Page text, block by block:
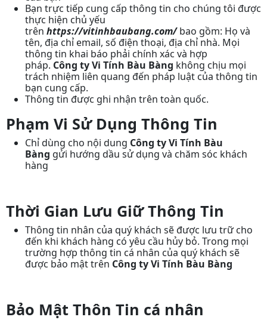
Bạn trực tiếp cung cấp thông tin cho chúng tôi được
thực hiện chủ yếu
trên https://vitinhbaubang.com/bao gồm: Họ và
tên, địa chỉ email, số điện thoại, địa chỉ nhà. Mọi
thông tin khai báo phải chính xác và hợp
pháp. Công ty Vi Tính Bàu Bàng không chịu mọi
trách nhiệm liên quang đến pháp luật của thông tin
bạn cung cấp.
Thông tin được ghi nhận trên toàn quốc.
Phạm Vi Sử Dụng Thông Tin
Chỉ dùng cho nội dung Công ty Vi Tính Bàu
Bàng gửi hướng dầu sử dụng và chăm sóc khách
hàng
Thời Gian Lưu Giữ Thông Tin
Thông tin nhân của quý khách sẽ được lưu trữ cho
đến khi khách hàng có yêu cầu hủy bỏ. Trong mọi
trường hợp thông tin cá nhân của quý khách sẽ
được bảo mật trên Công ty Vi Tính Bàu Bàng
Bảo Mật Thôn Tin cá nhân